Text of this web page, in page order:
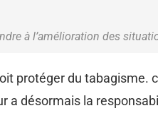
à l’amélioration des
protéger du tabagisme.
a désormais la